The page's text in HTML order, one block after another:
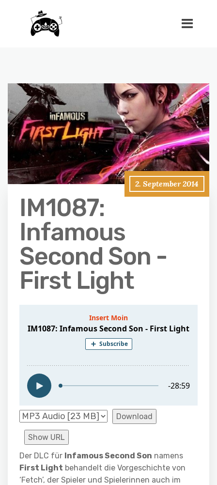
2. September 2014
IM1087:
Infamous
Second Son -
First Light
Download
Show URL
Der DLC für Infamous Second Son namens
First Light behandelt die Vorgeschichte von
‘Fetch’, der Spieler und Spielerinnen auch im